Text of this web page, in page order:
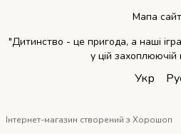
Мапа
"Дитинство - це пригода, а наші
у цій захоплюючій
Укр
Інтернет-магазин створений з Хорошоп